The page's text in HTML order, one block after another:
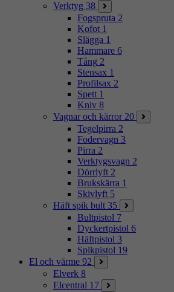
Verktyg 38
Fogspruta 2
Kofot 1
Slägga 1
Hammare 6
Tång 2
Stensax 1
Profilsax 2
Spett 1
Kniv 8
Vagnar och kärror 20
Tegelpirra 2
Fodervagn 3
Pirra 2
Verktygsvagn 2
Dörrlyft 2
Brukskärra 1
Skivlyft 5
Häft spik bult 35
Bultpistol 7
Dyckertpistol 6
Häftpistol 3
Spikpistol 19
El och värme 92
Elverk 8
Elcentral 17